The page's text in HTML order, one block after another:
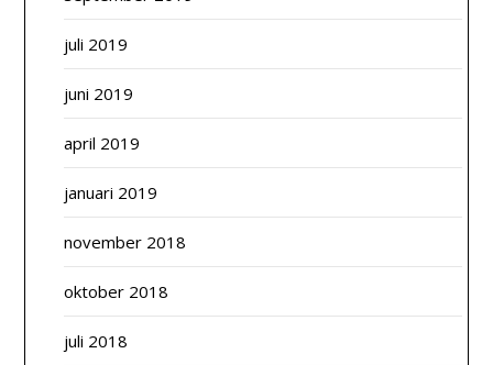
juli 2019
juni 2019
april 2019
januari 2019
november 2018
oktober 2018
juli 2018